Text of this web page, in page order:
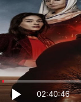
02:40:46